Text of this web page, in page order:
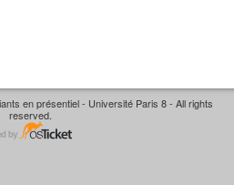
en présentiel - Université Paris 8 - All rights
reserved.